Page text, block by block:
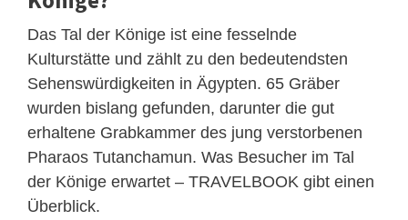
Das Tal der Könige ist eine fesselnde
Kulturstätte und zählt zu den bedeutendsten
Sehenswürdigkeiten in Ägypten. 65 Gräber
wurden bislang gefunden, darunter die gut
erhaltene Grabkammer des jung verstorbenen
Pharaos Tutanchamun. Was Besucher im Tal
der Könige erwartet – TRAVELBOOK gibt einen
Überblick.